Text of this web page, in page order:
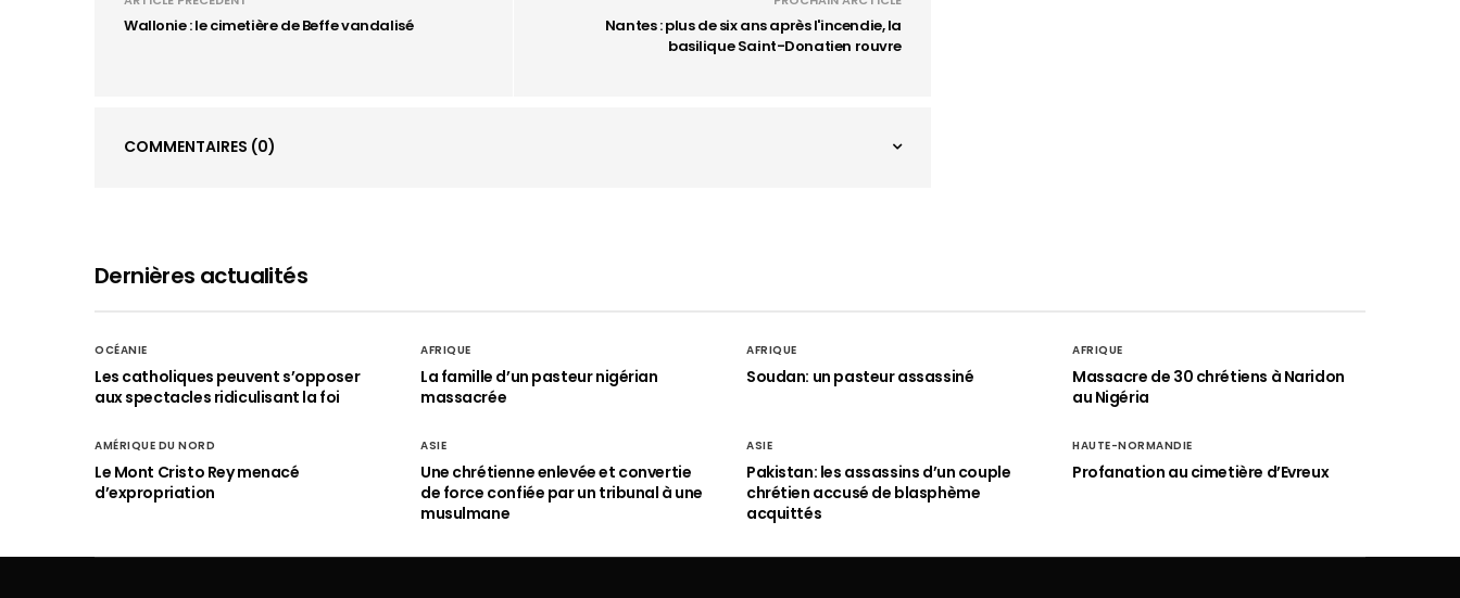
Wallonie : le cimetière de Beffe vandalisé
Nantes : plus de six ans après l'incendie, la
basilique Saint-Donatien rouvre
COMMENTAIRES (0)
Dernières actualités
OCÉANIE
Les catholiques peuvent s’opposer
aux spectacles ridiculisant la foi
AFRIQUE
La famille d’un pasteur nigérian
massacrée
AFRIQUE
Soudan: un pasteur assassiné
AFRIQUE
Massacre de 30 chrétiens à Naridon
au Nigéria
AMÉRIQUE DU NORD
Le Mont Cristo Rey menacé
d’expropriation
ASIE
Une chrétienne enlevée et convertie
de force confiée par un tribunal à une
musulmane
ASIE
Pakistan: les assassins d’un couple
chrétien accusé de blasphème
acquittés
HAUTE-NORMANDIE
Profanation au cimetière d’Evreux